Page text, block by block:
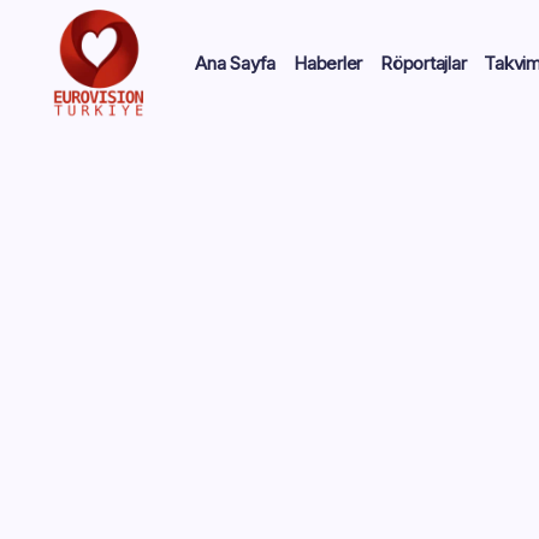
Ana Sayfa Haberler Röportajlar